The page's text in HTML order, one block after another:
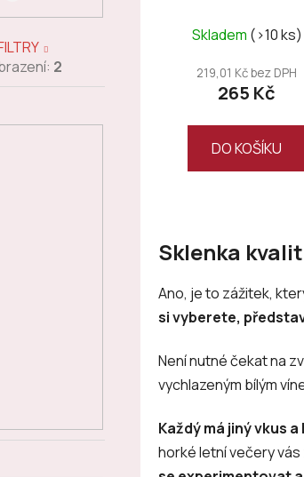
2
Skladem (>10 ks)
219,01 Kč bez DPH
265 Kč
DO KOŠÍKU
Sklenka
Ano, je to zážitek,
si vyberete,
Není nutné čekat na
vychlazeným bílým
Každý má jiný vkus
horké letní večery